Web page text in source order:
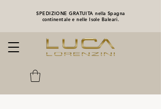
SPEDIZIONE GRATUITA nella Spagna
continentale e nelle Isole Baleari.